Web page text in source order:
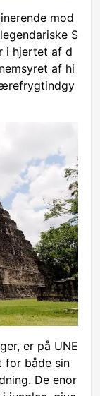
mod
S
i hjertet af d
af hi
er på UNE
for både sin
De enor